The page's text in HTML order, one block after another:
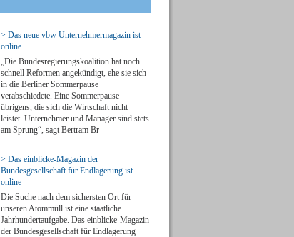
> Das neue vbw Unternehmermagazin ist
online
„Die Bundesregierungskoalition hat noch
schnell Reformen angekündigt, ehe sie sich
in die Berliner Sommerpause
verabschiedete. Eine Sommerpause
übrigens, die sich die Wirtschaft nicht
leistet. Unternehmer und Manager sind stets
am Sprung“, sagt Bertram Br
> Das einblicke-Magazin der
Bundesgesellschaft für Endlagerung ist
online
Die Suche nach dem sichersten Ort für
unseren Atommüll ist eine staatliche
Jahrhundertaufgabe. Das einblicke-Magazin
der Bundesgesellschaft für Endlagerung